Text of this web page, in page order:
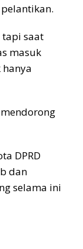
tapi saat
masuk
DPRD
dan
selama ini